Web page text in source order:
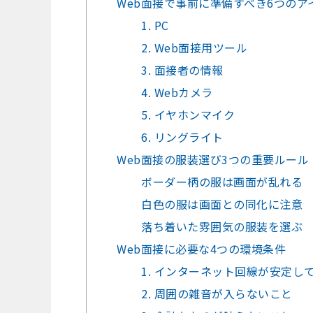
1. PC
2. Web面接用ツール
3. 面接者の情報
4. Webカメラ
5. イヤホンマイク
6. リングライト
Web面接の服装選び3つの重要ルール
ボーダー柄の服は画面が乱れる
白色の服は画面との同化に注意
落ち着いた雰囲気の服装を選ぶ
Web面接に必要な4つの環境条件
1. インターネット回線が安定し
2. 周囲の雑音が入らないこと